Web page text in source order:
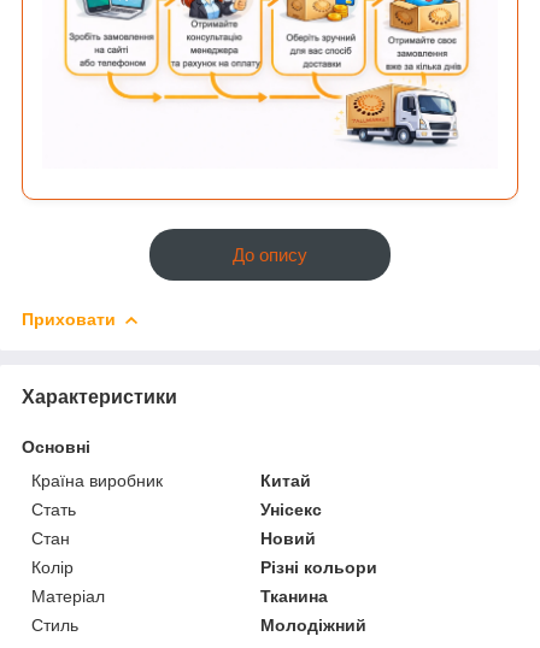
До опису
Приховати
Характеристики
Основні
Країна виробник
Китай
Стать
Унісекс
Стан
Новий
Колір
Різні кольори
Матеріал
Тканина
Стиль
Молодіжний